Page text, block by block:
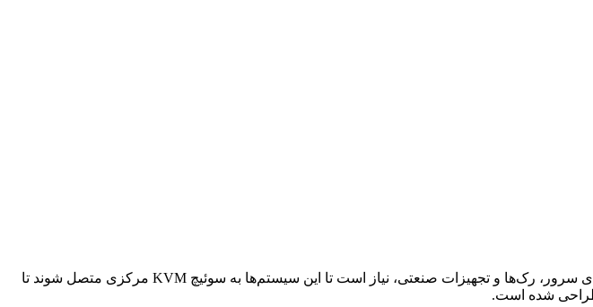
در محیط‌هایی که رایانه‌های دارای پورت PS/2 و VGA هنوز به کار می‌روند، مخصوصاً در مراکز داده، اتاق‌های سرور، رک‌ها و تجهیزات صنعتی، نیاز است تا این سیستم‌ها به سوئیچ KVM مرکزی متصل شوند تا